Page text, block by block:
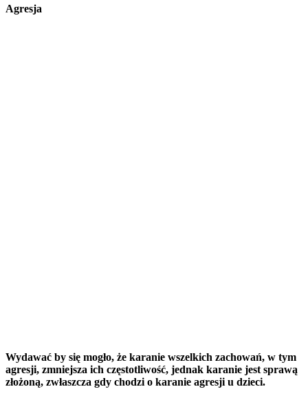
Agresja
Wydawać by się mogło, że karanie wszelkich zachowań, w tym
agresji, zmniejsza ich częstotliwość, jednak karanie jest sprawą
złożoną, zwłaszcza gdy chodzi o karanie agresji u dzieci.